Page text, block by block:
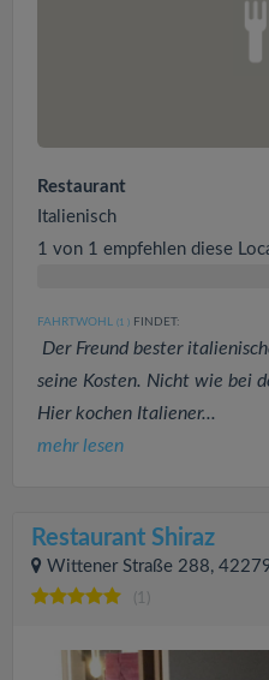
Restaurant
Italienisch
1 von 1 empfehlen diese
FAHRTWOHL (1 ) FINDET:
Der Freund bester
seine Kosten. Nicht wie bei
Hier kochen Italiener...
mehr lesen
Restaurant Shiraz
Wittener Straße 288,
(1)